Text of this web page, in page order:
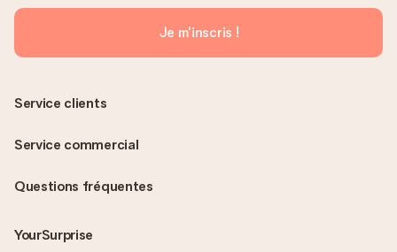
Je m'inscris !
Questions fréquentes
YourSurprise
Service clients
Service commercial